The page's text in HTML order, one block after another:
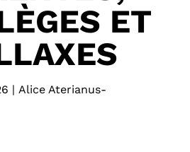
ET
| Alice Aterianus-